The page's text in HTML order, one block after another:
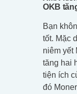
OKB
Bạn
tốt. Mặc
niêm yết
tăng hai
tiện ích
đó